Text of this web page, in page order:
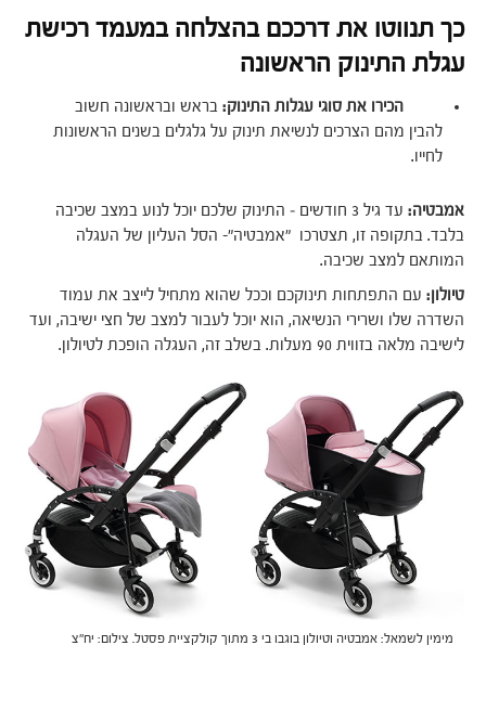
כך תנווטו את דרככם בהצלחה במעמד רכישת
עגלת התינוק הראשונה
הכירו את סוגי עגלות התינוק: בראש ובראשונה חשוב
להבין מהם הצרכים לנשיאת תינוק על גלגלים בשנים הראשונות
לחייו.
אמבטיה:
עד גיל 3 חודשים – התינוק שלכם יוכל לנוע במצב שכיבה
בלבד. בתקופה זו, תצטרכו "אמבטיה"- הסל העליון של העגלה
המותאם למצב שכיבה.
טיולון: עם התפתחות תינוקכם וככל שהוא מתחיל לייצב את עמוד
השדרה שלו ושרירי הנשיאה, הוא יוכל לעבור למצב של חצי ישיבה, ועד
לישיבה מלאה בזווית 90 מעלות. בשלב זה, העגלה הופכת לטיולון.
מימין לשמאל: אמבטיה וטיולון בוגבו בי 3 מתוך קולקציית פסטל. צילום: יח"צ